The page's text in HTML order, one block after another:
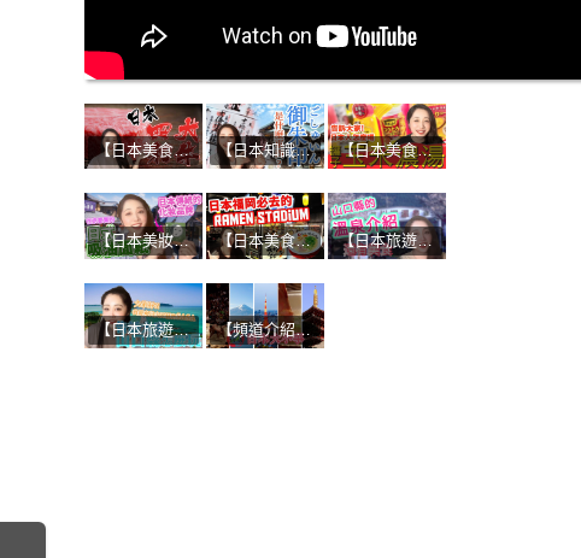
【日本美食】美食家讚不絕口！四大和牛的魅力是什麼？ 【日本知識】參拜神社與寺廟必備！受到日本人喜愛的紀念品！！ 【日本美食】不吃絕對後悔！日本販賣機&便利商店的獨特熱食！
【日本美妝】日本人的美肌秘訣！京都必買化妝品：優佳雅 YOJIYA！！ 【日本美食】當地人大推的博多拉麵！濃厚豚骨湯頭+手工麵的無敵組合 【日本旅遊】山口縣第二彈-超讚溫泉之旅！
【日本旅遊】來自山口縣的SASA！推薦日本的吃喝玩樂 【頻道介紹】初次見面！日本大小事YouTube頻道開始了